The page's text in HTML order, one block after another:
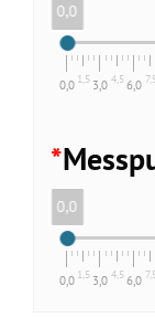
0,0
0,0 1,5 3,0 4,5 6,0 7,5
*
0,0
0,0 1,5 3,0 4,5 6,0 7,5